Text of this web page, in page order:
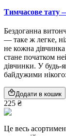
Тимчасове
Бездоганна
— таке ж легке,
не кожна
стане початком
дівчинки. У будь-
байдужими
Додати в кошик
225 ₴
Це весь